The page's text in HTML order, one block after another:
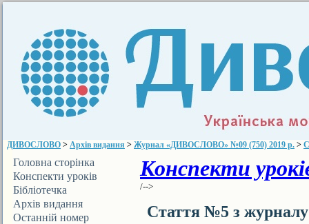
ДИВОСЛОВО > Архів видання > Журнал «ДИВОСЛОВО» №09 (750) 2019 р. >
Головна сторінка
Конспекти уроків
Бібліотечка
ДИВОСЛОВА
Архів видання
Останній номер
Конспекти
/-->
Стаття №5 з